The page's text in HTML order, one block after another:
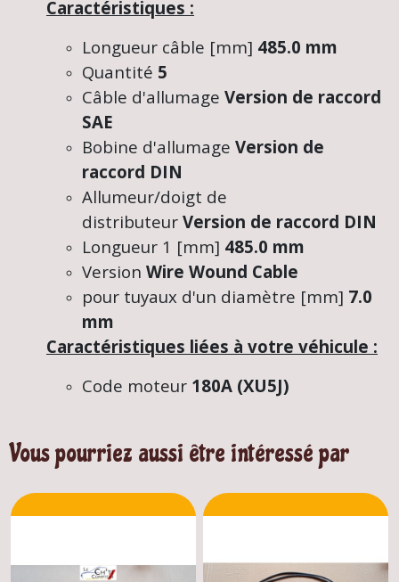
Caractéristiques :
Longueur câble [mm] 485.0 mm
Quantité 5
Câble d'allumage Version de raccord
SAE
Bobine d'allumage Version de
raccord DIN
Allumeur/doigt de
distributeur Version de raccord DIN
Longueur 1 [mm] 485.0 mm
Version Wire Wound Cable
pour tuyaux d'un diamètre [mm] 7.0
mm
Caractéristiques liées à votre véhicule :
Code moteur 180A (XU5J)
Vous pourriez aussi être intéressé par